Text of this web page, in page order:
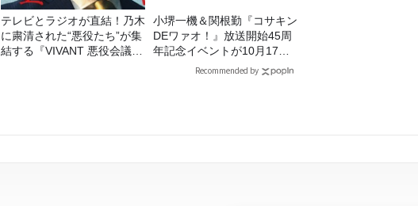
テレビとラジオが直結！乃木
に粛清された“悪役たち”が集
結する『VIVANT 悪役会議
小堺一機＆関根勤『コサキン
DEワァオ！』放送開始45周
年記念イベントが10月17日
（土）に開催決定！本日より
Recommended by